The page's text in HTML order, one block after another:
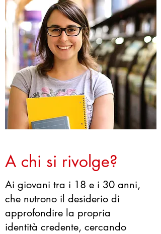
A chi si rivolge?
Ai giovani tra i 18 e i 30 anni,
che nutrono il desiderio di
approfondire la propria
identità credente, cercando